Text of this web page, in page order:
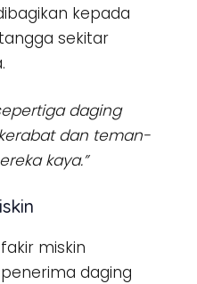
kepada
sekitar
daging
dan teman-
kaya.”
miskin
daging